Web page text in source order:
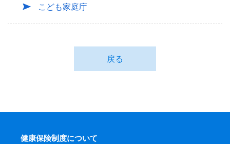
こども家庭庁
戻る
健康保険制度について